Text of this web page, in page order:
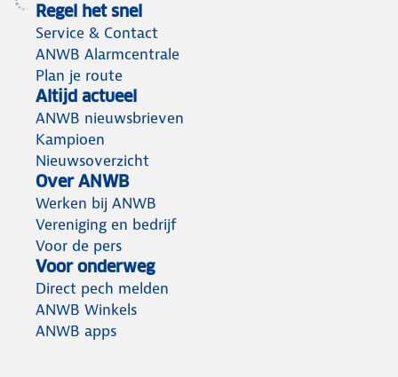
Regel het snel
Service & Contact
ANWB Alarmcentrale
Plan je route
Altijd actueel
ANWB nieuwsbrieven
Kampioen
Nieuwsoverzicht
Over ANWB
Werken bij ANWB
Vereniging en bedrijf
Voor de pers
Voor onderweg
Direct pech melden
ANWB Winkels
ANWB apps